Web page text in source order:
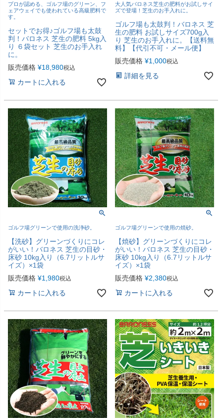
プロが認める、ゴルフ場のグリーン、フ
ェアウェイでも使われている高級肥料で
す。
セットでお得♪ゴルフ場も太鼓
判！バロネス 芝生の肥料 5kg入
り ６袋セット 芝生のお手入れ
に。
販売価格 ¥18,980税込
カートに入れる
大人気バロネス芝生の肥料がお試しサイ
ズで登場！芝生のお手入れに。
ゴルフ場も太鼓判！バロネス 芝
生の肥料 お試しサイズ700g入
り 芝生のお手入れに。【送料無
料】【代引不可・メール便】
販売価格 ¥1,000税込
詳細を見る
ゴルフ場グリーンで使用の洗浄砂。
【洗砂】グリーンづくりにコレ
がいい！バロネス 芝生の目砂・
床砂 10kg入り（6.7リットルサ
イズ）×1袋
販売価格 ¥1,980税込
カートに入れる
ゴルフ場グリーンで使用の焼砂。
【焼砂】グリーンづくりにコレ
がいい！バロネス 芝生の目砂・
床砂 10kg入り（6.7リットルサ
イズ）×1袋
販売価格 ¥2,380税込
カートに入れる